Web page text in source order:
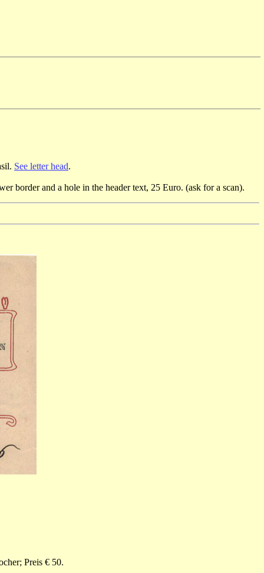
See letter head.
border and a hole in the header text, 25 Euro. (ask for a scan).
Preis € 50.